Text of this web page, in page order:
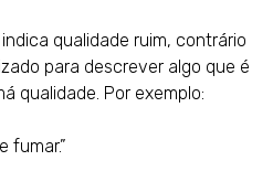
qualidade ruim, contrário
para descrever algo que é
qualidade. Por exemplo:
fumar.”